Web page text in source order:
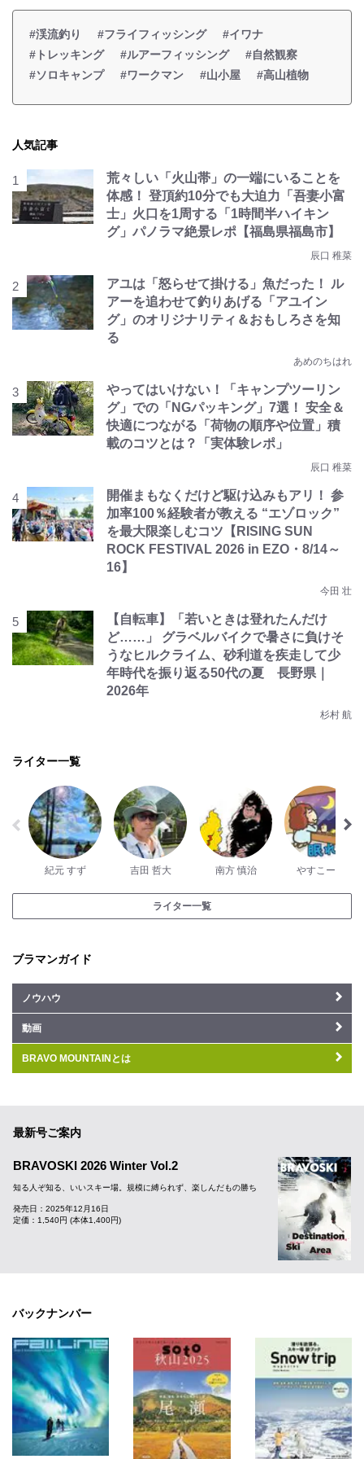
#渓流釣り #フライフィッシング
#イワナ
#トレッキング
#ルアーフィッシング
#自然観察
#ソロキャンプ
#ワークマン #山小屋 #高山植物
人気記事
荒々しい「火山帯」の一端にいることを
体感！ 登頂約10分でも大迫力「吾妻小富
士」火口を1周する「1時間半ハイキン
グ」パノラマ絶景レポ【福島県福島市】
辰口 稚菜
アユは「怒らせて掛ける」魚だった！ ル
アーを追わせて釣りあげる「アユイン
グ」のオリジナリティ＆おもしろさを知
る
あめのちはれ
やってはいけない！「キャンプツーリン
グ」での「NGパッキング」7選！ 安全＆
快適につながる「荷物の順序や位置」積
載のコツとは？「実体験レポ」
辰口 稚菜
開催まもなくだけど駆け込みもアリ！ 参
加率100％経験者が教える “エゾロック”
を最大限楽しむコツ【RISING SUN
ROCK FESTIVAL 2026 in EZO・8/14～
16】
今田 壮
【自転車】「若いときは登れたんだけ
ど……」 グラベルバイクで暑さに負けそ
うなヒルクライム、砂利道を疾走して少
年時代を振り返る50代の夏 長野県｜
2026年
杉村 航
ライター一覧
紀元 すず 吉田 哲大 南方 慎治 やすこーん
ライター一覧
ブラマンガイド
ノウハウ
動画
BRAVO MOUNTAINとは
最新号ご案内
BRAVOSKI 2026 Winter Vol.2
知る人ぞ知る、いいスキー場。規模に縛られず、楽しんだもの勝ち
発売日：2025年12月16日
定価：1,540円 (本体1,400円)
バックナンバー